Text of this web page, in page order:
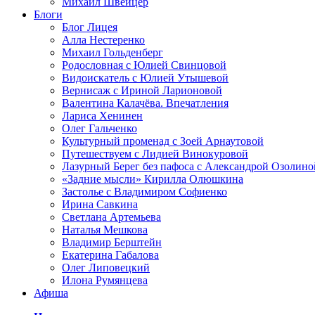
Блоги
Блог Лицея
Алла Нестеренко
Михаил Гольденберг
Родословная с Юлией Свинцовой
Видоискатель с Юлией Утышевой
Вернисаж с Ириной Ларионовой
Валентина Калачёва. Впечатления
Лариса Хенинен
Олег Гальченко
Культурный променад с Зоей Арнаутовой
Путешествуем с Лидией Винокуровой
Лазурный Берег без пафоса с Александрой
«Задние мысли» Кирилла Олюшкина
Застолье с Владимиром Софиенко
Ирина Савкина
Светлана Артемьева
Наталья Мешкова
Владимир Берштейн
Екатерина Габалова
Олег Липовецкий
Илона Румянцева
Афиша